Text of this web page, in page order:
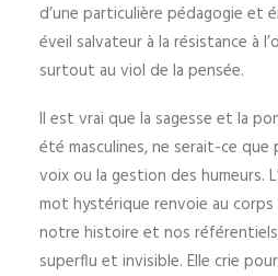
d’une particulière pédagogie et
éveil salvateur à la résistance à
surtout au viol de la pensée.
Il est vrai que la sagesse et la
été masculines, ne serait-ce que
voix ou la gestion des humeurs.
mot hystérique renvoie au
notre histoire et nos
superflu et invisible. Elle crie